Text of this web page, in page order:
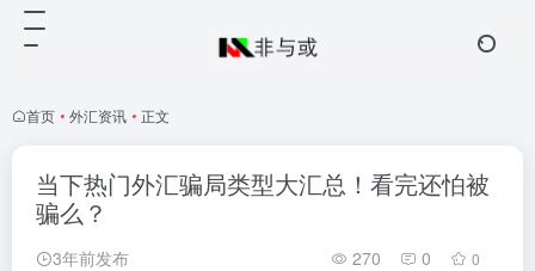
首页 • 外汇资讯 • 正文
当下热门外汇骗局类型大汇总！看完还怕被
骗么？
3年前发布 270 0 0